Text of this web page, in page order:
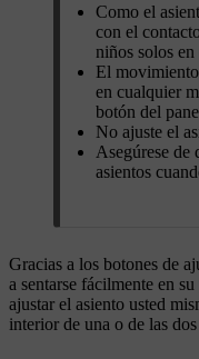
Como el
con el
niños solos
El
en cualquier
botón del
No ajuste el
Asegúrese de
asientos
Gracias a los botones de
a sentarse fácilmente en
ajustar el asiento usted
interior de una o de las